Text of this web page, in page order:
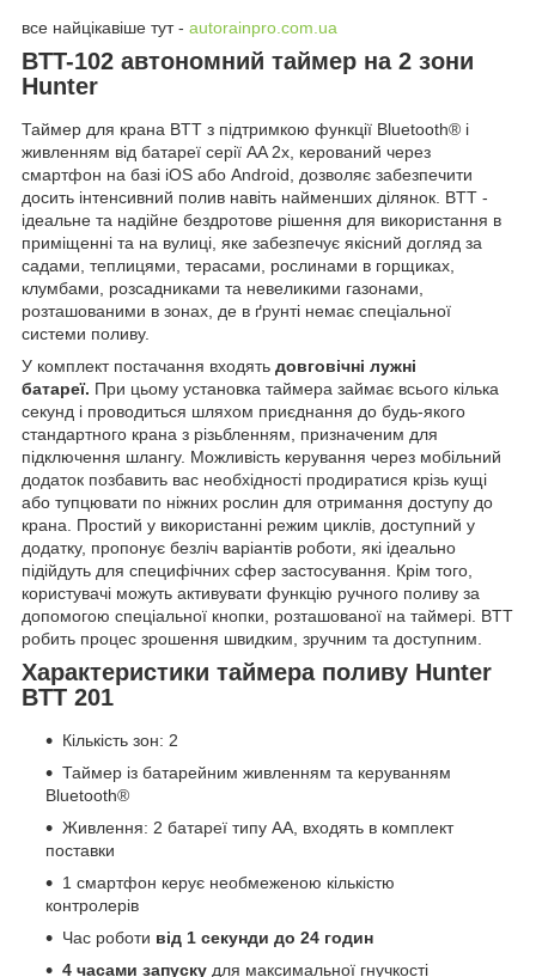
все найцікавіше тут - autorainpro.com.ua
BTT-102 автономний таймер на 2 зони
Hunter
Таймер для крана BTT з підтримкою функції Bluetooth® і
живленням від батареї серії AA 2x, керований через
смартфон на базі iOS або Android, дозволяє забезпечити
досить інтенсивний полив навіть найменших ділянок. BTT -
ідеальне та надійне бездротове рішення для використання в
приміщенні та на вулиці, яке забезпечує якісний догляд за
садами, теплицями, терасами, рослинами в горщиках,
клумбами, розсадниками та невеликими газонами,
розташованими в зонах, де в ґрунті немає спеціальної
системи поливу.
У комплект постачання входять довговічні лужні
батареї. При цьому установка таймера займає всього кілька
секунд і проводиться шляхом приєднання до будь-якого
стандартного крана з різьбленням, призначеним для
підключення шлангу. Можливість керування через мобільний
додаток позбавить вас необхідності продиратися крізь кущі
або тупцювати по ніжних рослин для отримання доступу до
крана. Простий у використанні режим циклів, доступний у
додатку, пропонує безліч варіантів роботи, які ідеально
підійдуть для специфічних сфер застосування. Крім того,
користувачі можуть активувати функцію ручного поливу за
допомогою спеціальної кнопки, розташованої на таймері. BTT
робить процес зрошення швидким, зручним та доступним.
Характеристики таймера поливу Hunter
BTT 201
Кількість зон: 2
Таймер із батарейним живленням та керуванням
Bluetooth®
Живлення: 2 батареї типу АА, входять в комплект
поставки
1 смартфон керує необмеженою кількістю
контролерів
Час роботи від 1 секунди до 24 годин
4 часами запуску для максимальної гнучкості